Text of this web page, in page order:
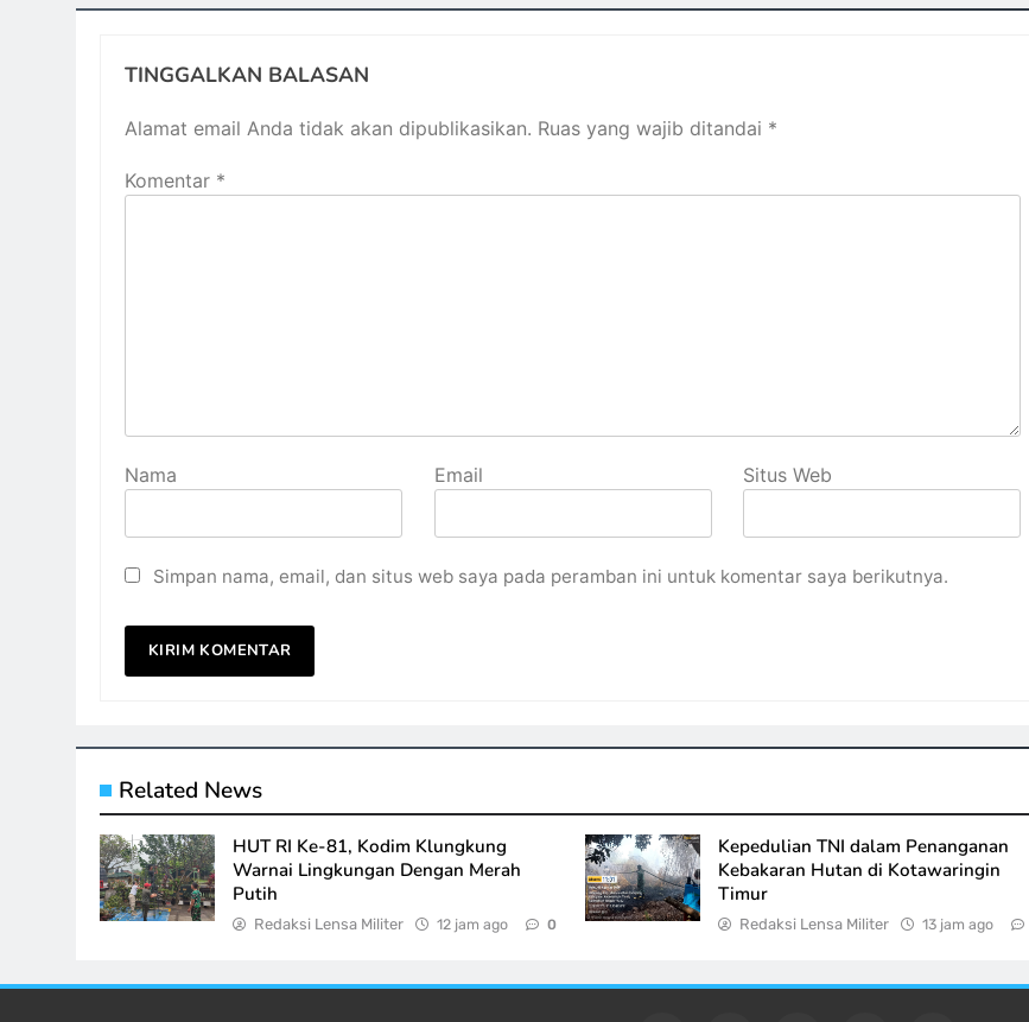
TINGGALKAN BALASAN
Alamat email Anda tidak akan dipublikasikan. Ruas yang wajib ditandai *
Komentar *
Nama Email Situs Web
Simpan nama, email, dan situs web saya pada peramban ini untuk komentar saya berikutnya.
Related News
HUT RI Ke-81, Kodim Klungkung
Warnai Lingkungan Dengan Merah
Putih
Redaksi Lensa Militer 12 jam ago 0
Kepedulian TNI dalam Penanganan
Kebakaran Hutan di Kotawaringin
Timur
Redaksi Lensa Militer 13 jam ago